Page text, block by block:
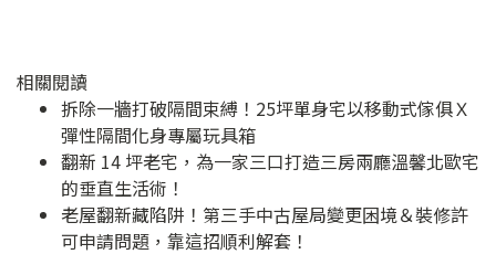
相關閱讀
拆除一牆打破隔間束縛！25坪單身宅以移動式傢俱Ｘ
彈性隔間化身專屬玩具箱
翻新 14 坪老宅，為一家三口打造三房兩廳溫馨北歐宅
的垂直生活術！
老屋翻新藏陷阱！第三手中古屋局變更困境＆裝修許
可申請問題，靠這招順利解套！